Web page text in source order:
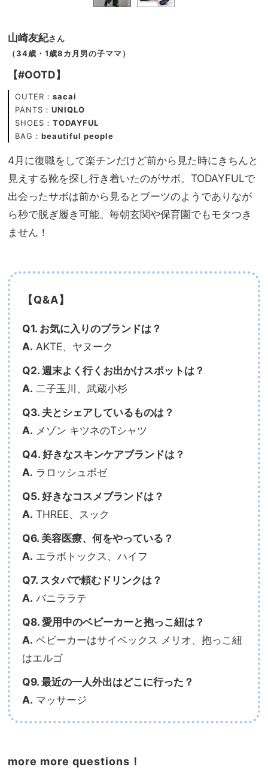
山崎友紀さん
（34歳・1歳8カ月男の子ママ）
【#OOTD】
OUTER： sacai
PANTS： UNIQLO
SHOES： TODAYFUL
BAG： beautiful people
4月に復職をして楽チンだけど前から見た時にきちんと
見えする靴を探し行き着いたのがサボ。TODAYFULで
出会ったサボは前から見るとブーツのようでありなが
ら秒で脱ぎ履き可能。毎朝玄関や保育園でもモタつき
ません！
【Q&A】
Q1. お気に入りのブランドは？
A. AKTE、ヤヌーク
Q2. 週末よく行くお出かけスポットは？
A. 二子玉川、武蔵小杉
Q3. 夫とシェアしているものは？
A. メゾン キツネのTシャツ
Q4. 好きなスキンケアブランドは？
A. ラロッシュポゼ
Q5. 好きなコスメブランドは？
A. THREE、スック
Q6. 美容医療、何をやっている？
A. エラボトックス、ハイフ
Q7. スタバで頼むドリンクは？
A. バニララテ
Q8. 愛用中のベビーカーと抱っこ紐は？
A. ベビーカーはサイベックス メリオ、抱っこ紐
はエルゴ
Q9. 最近の一人外出はどこに行った？
A. マッサージ
more more questions！